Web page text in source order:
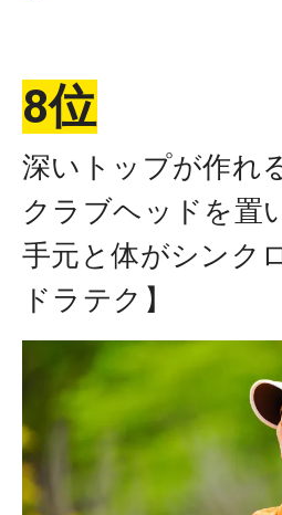
8位
深いトップが作れ
クラブヘッドを置
手元と体がシンク
ドラテク】